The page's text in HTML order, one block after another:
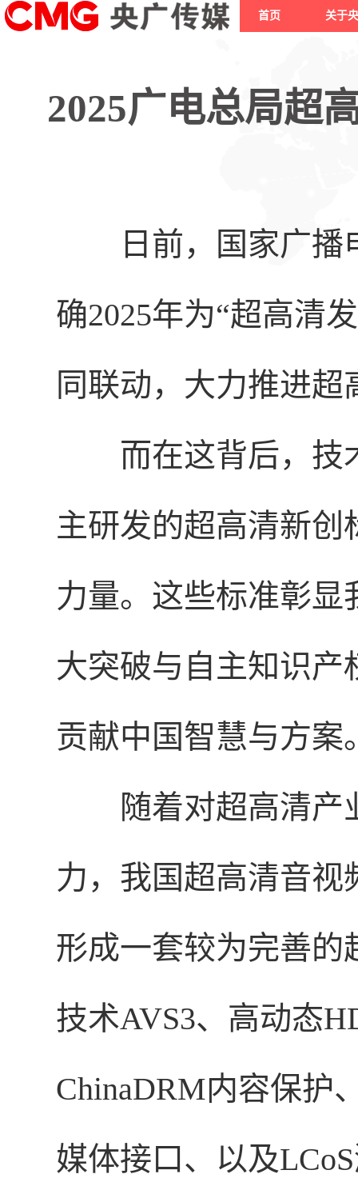
首页 关于
2025广电总局超
日前，国家广播
确2025年为“超高清
同联动，大力推进
而在这背后，技
主研发的超高清新
力量。这些标准彰
大突破与自主知识
贡献中国智慧与方案
随着对超高清
力，我国超高清音
形成一套较为完善的
技术AVS3、高动态
ChinaDRM内容保护
媒体接口、以及